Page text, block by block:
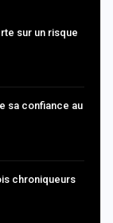
sur un risque
sa confiance au
chroniqueurs